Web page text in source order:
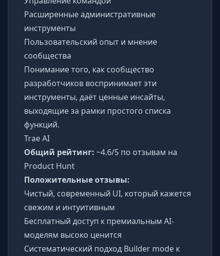
Расширенные административные
инструменты
Пользовательский опыт и мнение
сообщества
Понимание того, как сообщество
разработчиков воспринимает эти
инструменты, даёт ценные инсайты,
выходящие за рамки простого списка
функций.
Trae AI
Общий рейтинг: ~4.6/5 по отзывам на
Product Hunt
Положительные отзывы:
Чистый, современный UI, который кажется
свежим и интуитивным
Бесплатный доступ к премиальным AI-
моделям высоко ценится
Систематический подход Builder mode к